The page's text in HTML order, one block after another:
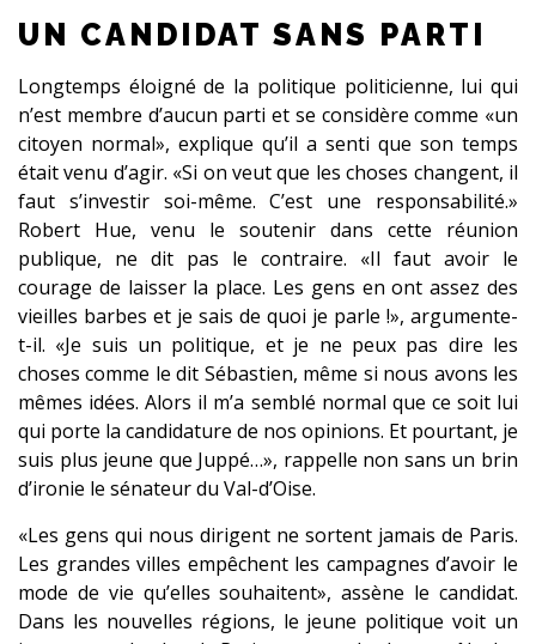
UN CANDIDAT SANS PARTI
Longtemps éloigné de la politique politicienne, lui qui
n’est membre d’aucun parti et se considère comme «un
citoyen normal», explique qu’il a senti que son temps
était venu d’agir. «Si on veut que les choses changent, il
faut s’investir soi-même. C’est une responsabilité.»
Robert Hue, venu le soutenir dans cette réunion
publique, ne dit pas le contraire. «Il faut avoir le
courage de laisser la place. Les gens en ont assez des
vieilles barbes et je sais de quoi je parle !», argumente-
t-il. «Je suis un politique, et je ne peux pas dire les
choses comme le dit Sébastien, même si nous avons les
mêmes idées. Alors il m’a semblé normal que ce soit lui
qui porte la candidature de nos opinions. Et pourtant, je
suis plus jeune que Juppé…», rappelle non sans un brin
d’ironie le sénateur du Val-d’Oise.
«Les gens qui nous dirigent ne sortent jamais de Paris.
Les grandes villes empêchent les campagnes d’avoir le
mode de vie qu’elles souhaitent», assène le candidat.
Dans les nouvelles régions, le jeune politique voit un